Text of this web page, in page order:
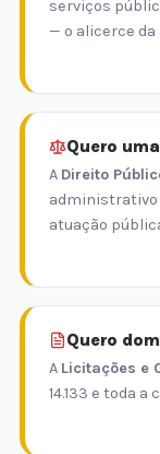
serviços
— o alicerce da
Quero
A Direito
administrativo
atuação
Quero
A Licitações e
14.133 e toda